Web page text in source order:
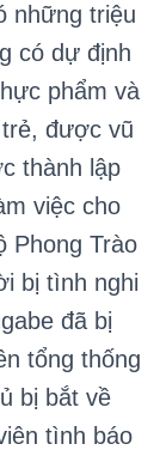
những triệu
có dự định
phẩm và
được vũ
thành lập
việc cho
Phong Trào
bị tình nghi
đã bị
tổng thống
bị bắt về
tình báo